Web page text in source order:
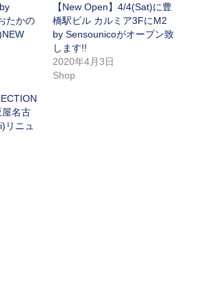
たかの
【New Open】4/4(Sat)に豊
橋駅ビル カルミア3FにM2
by Sensounicoがオープン致
します!!
2020年4月3日
Shop
名古
ニュ